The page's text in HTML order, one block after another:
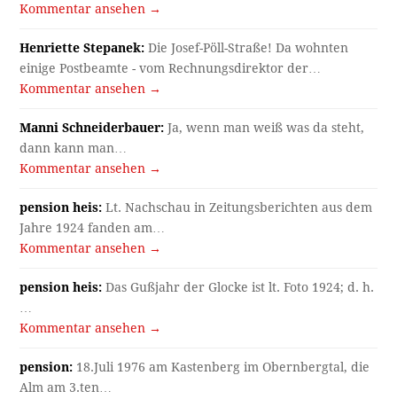
Kommentar ansehen →
Henriette Stepanek: Die Josef-Pöll-Straße! Da wohnten
einige Postbeamte - vom Rechnungsdirektor der…
Kommentar ansehen →
Manni Schneiderbauer: Ja, wenn man weiß was da steht,
dann kann man…
Kommentar ansehen →
pension heis: Lt. Nachschau in Zeitungsberichten aus dem
Jahre 1924 fanden am…
Kommentar ansehen →
pension heis: Das Gußjahr der Glocke ist lt. Foto 1924; d. h.
Kommentar ansehen →
pension: 18.Juli 1976 am Kastenberg im Obernbergtal, die
Alm am 3.ten…